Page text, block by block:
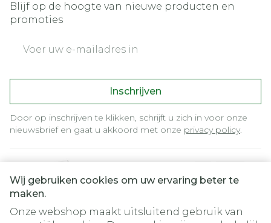
Wij gebruiken cookies om uw ervaring beter te
maken.
Onze webshop maakt uitsluitend gebruik van
Blijf op de hoogte van nieuwe producten en
promoties
Inschrijven
Door op inschrijven te klikken, schrijft u zich in voor onze
nieuwsbrief en gaat u akkoord met onze privacy policy.